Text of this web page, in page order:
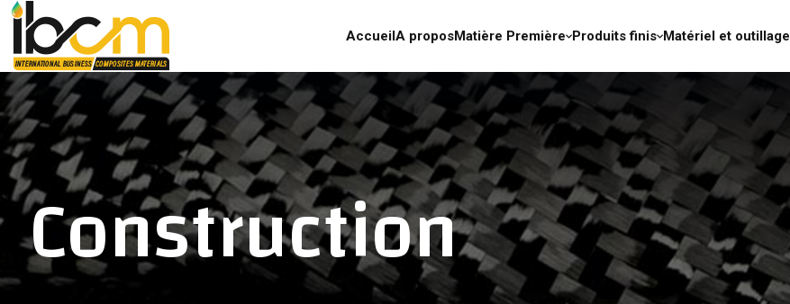
AccueilA proposMatière Première Produits finis Matériel et outillage
Construction